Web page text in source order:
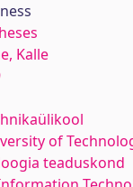
Kalle
of
teaduskond